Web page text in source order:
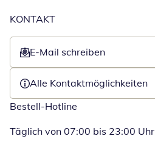
KONTAKT
E-Mail schreiben
Öffnet E-Mail-Client
Alle Kontaktmöglichkeiten
Bestell-Hotline
Täglich von 07:00 bis 23:00 Uhr